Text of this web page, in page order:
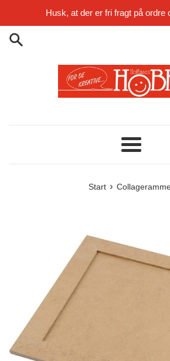
indhold
Husk, at der er fri fragt på ordre
Menu
Start ›